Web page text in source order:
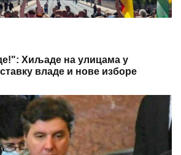
Хиљаде на улицама у
владе и нове изборе